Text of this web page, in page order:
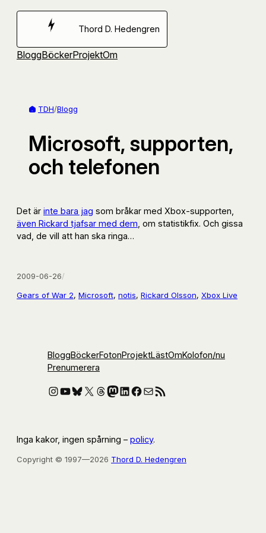
Hoppa
Thord D. Hedengren
BloggBöckerProjektOm
TDH/Blogg
Microsoft, supporten,
och telefonen
Det är inte bara jag som bråkar med Xbox-supporten,
även Rickard tjafsar med dem , om statistikfix. Och gissa
vad, de vill att han ska ringa…
2009-06-26/
Gears of War 2, Microsoft, notis, Rickard Olsson, Xbox Live
BloggBöckerFotonProjektLästOmKolofon/nu
Prenumerera
Instagram
YouTube
Bluesky
X Threads
Mastodon
LinkedIn
Facebook
E-postRSS-flöde
Inga kakor, ingen spårning – policy.
Copyright © 1997—2026 Thord D. Hedengren